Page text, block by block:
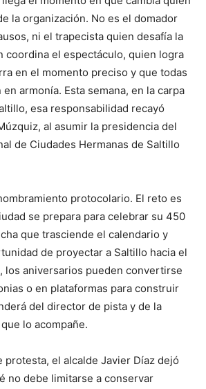
la organización. No es el domador
ni el trapecista quien desafía la
coordina el espectáculo, quien logra
en el momento preciso y que todas
armonía. Esta semana, en la carpa
esa responsabilidad recayó
al asumir la presidencia del
de Ciudades Hermanas de Saltillo
protocolario. El reto es
se prepara para celebrar su 450
que trasciende el calendario y
de proyectar a Saltillo hacia el
los aniversarios pueden convertirse
o en plataformas para construir
del director de pista y de la
lo acompañe.
protesta, el alcalde Javier Díaz dejó
no debe limitarse a conservar